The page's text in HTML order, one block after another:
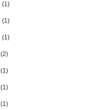
(1)
(1)
(1)
(2)
(1)
(1)
(1)